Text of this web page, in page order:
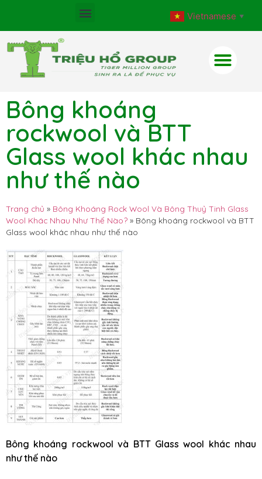
Vietnamese ▼
Bông khoáng
rockwool và BTT
Glass wool khác nhau
như thế nào
Trang chủ » Bông Khoáng Rock Wool Và Bông Thuỷ Tinh Glass
Wool Khác Nhau Như Thế Nào? » Bông khoáng rockwool và BTT
Glass wool khác nhau như thế nào
Bông khoáng rockwool và BTT Glass wool khác nhau
như thế nào